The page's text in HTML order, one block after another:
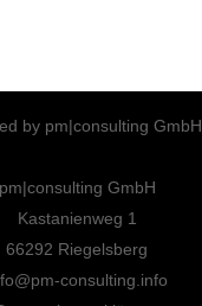
by pm|consulting GmbH
pm|consulting GmbH
Kastanienweg 1
66292 Riegelsberg
consulting.info